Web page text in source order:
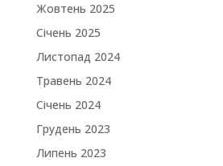
Жовтень 2025
Січень 2025
Листопад 2024
Травень 2024
Січень 2024
Грудень 2023
Липень 2023